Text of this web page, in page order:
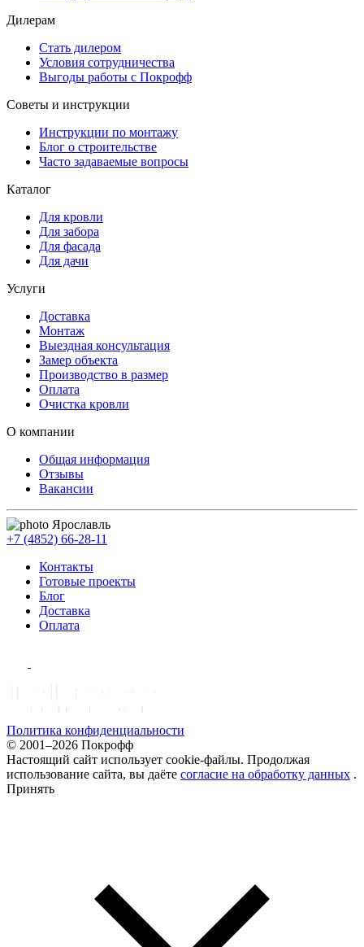
Дилерам
Стать дилером
Условия сотрудничества
Выгоды работы с Покрофф
Советы и инструкции
Инструкции по монтажу
Блог о строительстве
Часто задаваемые вопросы
Каталог
Для кровли
Для забора
Для фасада
Для дачи
Услуги
Доставка
Монтаж
Выездная консультация
Замер объекта
Производство в размер
Оплата
Очистка кровли
О компании
Общая информация
Отзывы
Вакансии
Ярославль
+7 (4852) 66-28-11
Контакты
Готовые проекты
Блог
Доставка
Оплата
Политика конфиденциальности
© 2001–2026 Покрофф
Настоящий сайт использует cookie-файлы. Продолжая
использование сайта, вы даёте согласие на обработку данных .
Принять